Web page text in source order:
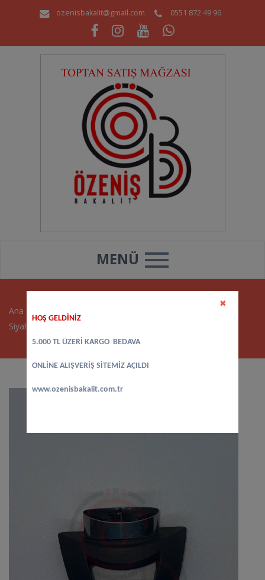
ozenisbakalit@gmail.com 0551 872 49 96
MENÜ
Ana sayfa Tencere Kulpları - Sapları
Siyah
HOŞ GELDİNİZ
5.000 TL ÜZERİ KARGO BEDAVA
ONLİNE ALIŞVERİŞ SİTEMİZ AÇILDI
www.ozenisbakalit.com.tr
✖